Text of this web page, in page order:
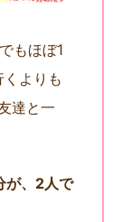
もほぼ1
よりも
達と一
、2人で